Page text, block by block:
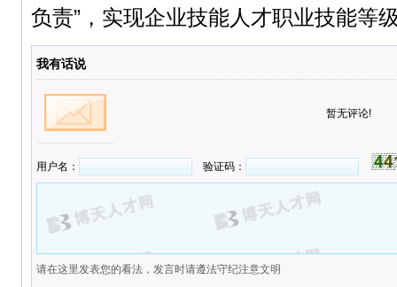
负责”，实现企业技能人才职业技能等
我有话说
暂无评论!
用户名： 验证码：
请在这里发表您的看法，发言时请遵法守纪注意文明